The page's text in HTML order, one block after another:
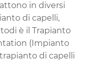
in diversi
di capelli,
è il Trapianto
(Impianto
di capelli